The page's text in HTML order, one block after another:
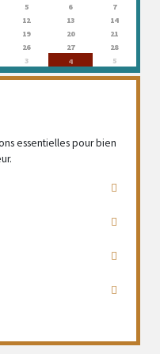
5 6
7
12 13
14
19 20
21
26 27
28
3 4 5
essentielles pour bien